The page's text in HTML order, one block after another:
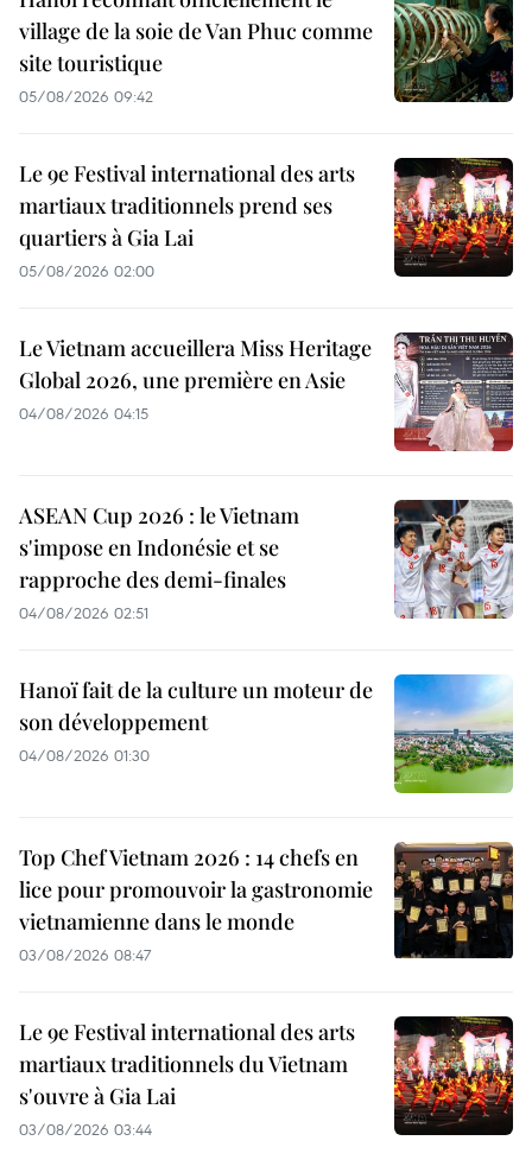
village de la soie de Van Phuc comme
site touristique
05/08/2026 09:42
Le 9e Festival international des arts
martiaux traditionnels prend ses
quartiers à Gia Lai
05/08/2026 02:00
Le Vietnam accueillera Miss Heritage
Global 2026, une première en Asie
04/08/2026 04:15
ASEAN Cup 2026 : le Vietnam
s'impose en Indonésie et se
rapproche des demi-finales
04/08/2026 02:51
Hanoï fait de la culture un moteur de
son développement
04/08/2026 01:30
Top Chef Vietnam 2026 : 14 chefs en
lice pour promouvoir la gastronomie
vietnamienne dans le monde
03/08/2026 08:47
Le 9e Festival international des arts
martiaux traditionnels du Vietnam
s'ouvre à Gia Lai
03/08/2026 03:44